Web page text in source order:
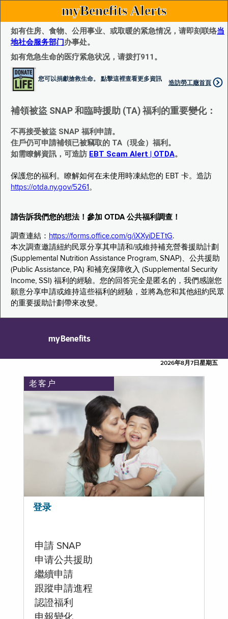
myBenefits Alerts
如有住房、食物、公用事业、或取暖的紧急情况，请即刻联络当
地社会服务部门办事处。
如有危急生命的医疗紧急状况，请拨打911。
您可以捐獻搶救生命。 點擊這裡查看更多資訊
造訪勞工廰首頁
補領被盜 SNAP 和臨時援助 (TA) 福利的重要變化：
不再接受被盜 SNAP 福利申請。
住戶仍可申請補領已被竊取的 TA（現金）福利。
如需瞭解資訊，可造訪 EBT Scam Alert | OTDA。
保護您的福利。瞭解如何在未使用時凍結您的 EBT 卡。造訪
https://otda.ny.gov/5261 。
請告訴我們您的想法！參加 OTDA 公共福利調查！
調查連結： https://forms.office.com/g/iXXyiDETtG.
本次調查邀請紐約民眾分享其申請和/或維持補充營養援助計劃
(Supplemental Nutrition Assistance Program, SNAP)、公共援助
(Public Assistance, PA) 和補充保障收入 (Supplemental Security
Income, SSI) 福利的經驗。您的回答完全是匿名的，我們感謝您
願意分享申請或維持這些福利的經驗，並將為您和其他紐約民眾
的重要援助計劃帶來改變。
myBenefits
2026年8月7日星期五
老客户
登录
申請 SNAP
申请公共援助
繼續申請
跟蹤申請進程
認證福利